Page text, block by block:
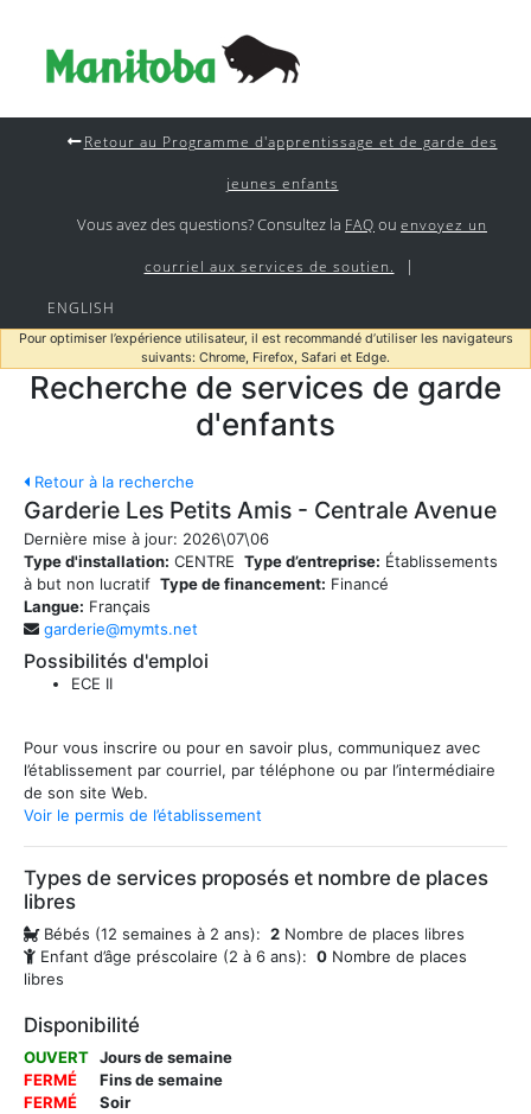
Retour au Programme d'apprentissage et de garde des
jeunes enfants
Vous avez des questions? Consultez la FAQ ou envoyez un
courriel aux services de soutien. |
ENGLISH
Pour optimiser l’expérience utilisateur, il est recommandé d’utiliser les navigateurs
suivants: Chrome, Firefox, Safari et Edge.
Recherche de services de garde
d'enfants
Retour à la recherche
Garderie Les Petits Amis - Centrale Avenue
Dernière mise à jour: 2026\07\06
Type d'installation: CENTRE Type d’entreprise: Établissements
à but non lucratif Type de financement: Financé
Langue: Français
garderie@mymts.net
Possibilités d'emploi
ECE II
Pour vous inscrire ou pour en savoir plus, communiquez avec
l’établissement par courriel, par téléphone ou par l’intermédiaire
de son site Web.
Voir le permis de l’établissement
Types de services proposés et nombre de places
libres
Bébés (12 semaines à 2 ans): 2 Nombre de places libres
Enfant d’âge préscolaire (2 à 6 ans): 0 Nombre de places
libres
Disponibilité
OUVERT Jours de semaine
FERMÉ
Fins de semaine
FERMÉ
Soir